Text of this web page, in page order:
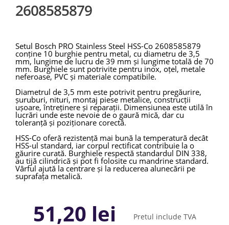
2608585879
Setul Bosch PRO Stainless Steel HSS-Co 2608585879
conține 10 burghie pentru metal, cu diametru de 3,5
mm, lungime de lucru de 39 mm și lungime totală de 70
mm. Burghiele sunt potrivite pentru inox, oțel, metale
neferoase, PVC și materiale compatibile.
Diametrul de 3,5 mm este potrivit pentru pregăurire,
șuruburi, nituri, montaj piese metalice, construcții
ușoare, întreținere și reparații. Dimensiunea este utilă în
lucrări unde este nevoie de o gaură mică, dar cu
toleranță și poziționare corectă.
HSS-Co oferă rezistență mai bună la temperatură decât
HSS-ul standard, iar corpul rectificat contribuie la o
găurire curată. Burghiele respectă standardul DIN 338,
au tijă cilindrică și pot fi folosite cu mandrine standard.
Vârful ajută la centrare și la reducerea alunecării pe
suprafața metalică.
lucru ajută la reducerea uzurii și la menținerea
performanței burghiului.
51,20 lei Pretul include TVA